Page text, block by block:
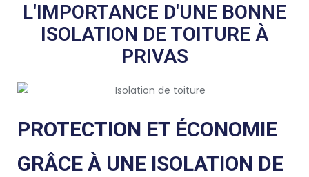
L'IMPORTANCE D'UNE BONNE
ISOLATION DE TOITURE À
PRIVAS
PROTECTION ET ÉCONOMIE
GRÂCE À UNE ISOLATION DE